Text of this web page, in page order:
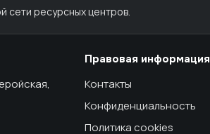
сети ресурсных центров.
Правовая информация
Контакты
Конфиденциальность
Политика cookies